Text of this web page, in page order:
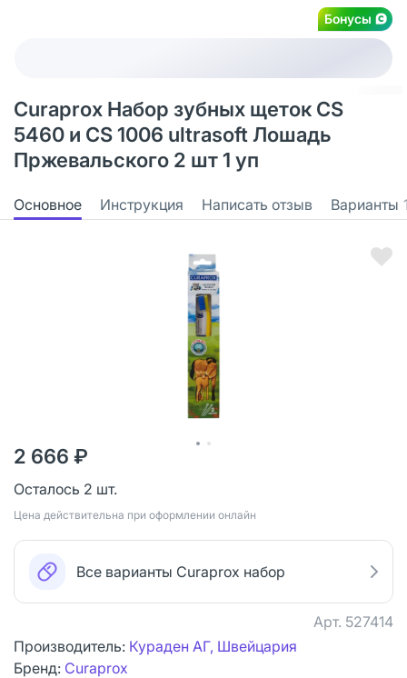
Бонусы
Curaprox Набор зубных щеток CS
5460 и CS 1006 ultrasoft Лошадь
Пржевальского 2 шт 1 уп
Основное Инструкция Написать отзыв Варианты
2 666 ₽
Осталось 2 шт.
Цена действительна при оформлении онлайн
Все варианты Curaprox набор
Арт. 527414
Производитель: Кураден АГ, Швейцария
Бренд: Curaprox